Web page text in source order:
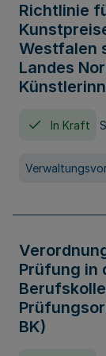
Richtlinie
Westfalen
Landes
In Kraft
Prüfung in
BK)